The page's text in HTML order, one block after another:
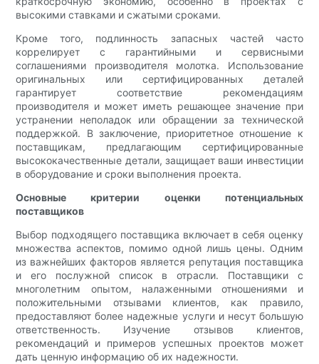
высокими ставками и сжатыми сроками.
Кроме того, подлинность запасных частей часто
коррелирует с гарантийными и сервисными
соглашениями производителя молотка. Использование
оригинальных или сертифицированных деталей
гарантирует соответствие рекомендациям
производителя и может иметь решающее значение при
устранении неполадок или обращении за технической
поддержкой. В заключение, приоритетное отношение к
поставщикам, предлагающим сертифицированные
высококачественные детали, защищает ваши инвестиции
в оборудование и сроки выполнения проекта.
Основные критерии оценки потенциальных
поставщиков
Выбор подходящего поставщика включает в себя оценку
множества аспектов, помимо одной лишь цены. Одним
из важнейших факторов является репутация поставщика
и его послужной список в отрасли. Поставщики с
многолетним опытом, налаженными отношениями и
положительными отзывами клиентов, как правило,
предоставляют более надежные услуги и несут большую
ответственность. Изучение отзывов клиентов,
рекомендаций и примеров успешных проектов может
дать ценную информацию об их надежности.